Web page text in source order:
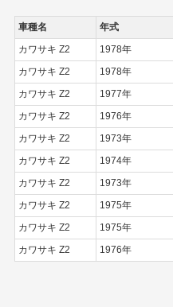
車種名 年式
カワサキ Z2
1978年
カワサキ Z2
1978年
カワサキ Z2
1977年
カワサキ Z2
1976年
カワサキ Z2
1973年
カワサキ Z2
1974年
カワサキ Z2
1973年
カワサキ Z2
1975年
カワサキ Z2
1975年
カワサキ Z2
1976年